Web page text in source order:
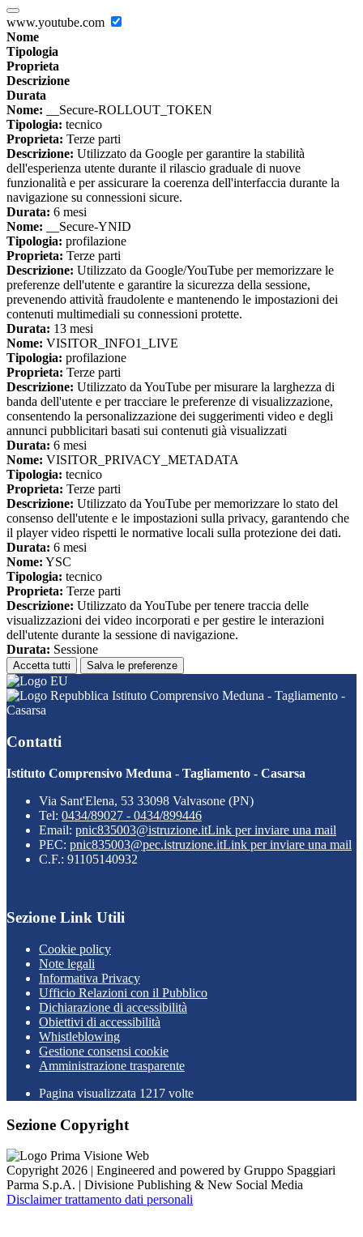
www.youtube.com
Nome
Tipologia
Proprieta
Descrizione
Durata
Nome: __Secure-ROLLOUT_TOKEN
Tipologia: tecnico
Proprieta: Terze parti
Descrizione: Utilizzato da Google per garantire la stabilità
dell'esperienza utente durante il rilascio graduale di nuove
funzionalità e per assicurare la coerenza dell'interfaccia durante la
navigazione su connessioni sicure.
Durata: 6 mesi
Nome: __Secure-YNID
Tipologia: profilazione
Proprieta: Terze parti
Descrizione: Utilizzato da Google/YouTube per memorizzare le
preferenze dell'utente e garantire la sicurezza della sessione,
prevenendo attività fraudolente e mantenendo le impostazioni dei
contenuti multimediali su connessioni protette.
Durata: 13 mesi
Nome: VISITOR_INFO1_LIVE
Tipologia: profilazione
Proprieta: Terze parti
Descrizione: Utilizzato da YouTube per misurare la larghezza di
banda dell'utente e per tracciare le preferenze di visualizzazione,
consentendo la personalizzazione dei suggerimenti video e degli
annunci pubblicitari basati sui contenuti già visualizzati
Durata: 6 mesi
Nome: VISITOR_PRIVACY_METADATA
Tipologia: tecnico
Proprieta: Terze parti
Descrizione: Utilizzato da YouTube per memorizzare lo stato del
consenso dell'utente e le impostazioni sulla privacy, garantendo che
il player video rispetti le normative locali sulla protezione dei dati.
Durata: 6 mesi
Nome: YSC
Tipologia: tecnico
Proprieta: Terze parti
Descrizione: Utilizzato da YouTube per tenere traccia delle
visualizzazioni dei video incorporati e per gestire le interazioni
dell'utente durante la sessione di navigazione.
Durata: Sessione
Accetta tutti Salva le preferenze
Istituto Comprensivo Meduna - Tagliamento -
Casarsa
Contatti
Istituto Comprensivo Meduna - Tagliamento - Casarsa
Via Sant'Elena, 53 33098 Valvasone (PN)
Tel: 0434/89027 - 0434/899446
Email: pnic835003@istruzione.itLink per inviare una mail
PEC: pnic835003@pec.istruzione.itLink per inviare una mail
C.F.: 91105140932
Sezione Link Utili
Cookie policy
Note legali
Informativa Privacy
Ufficio Relazioni con il Pubblico
Dichiarazione di accessibilità
Obiettivi di accessibilità
Whistleblowing
Gestione consensi cookie
Amministrazione trasparente
Pagina visualizzata 1217 volte
Sezione Copyright
Copyright 2026 | Engineered and powered by Gruppo Spaggiari
Parma S.p.A. | Divisione Publishing & New Social Media
Disclaimer trattamento dati personali